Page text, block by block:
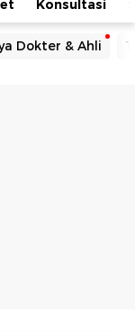
Konsultasi
Dokter & Ahli